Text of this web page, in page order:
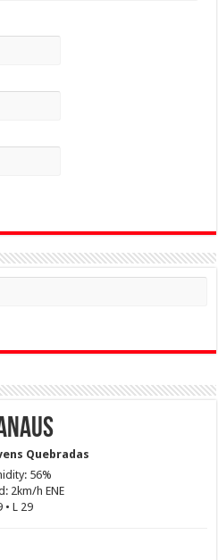
Quebradas
56%
2km/h ENE
• L 29